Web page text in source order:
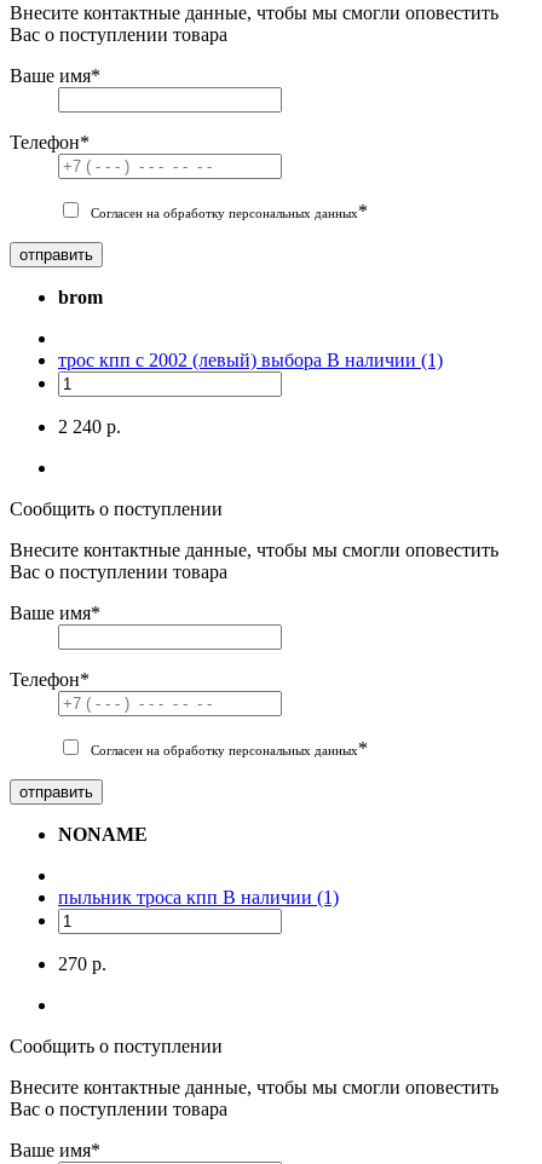
Внесите контактные данные, чтобы мы смогли оповестить
Вас о поступлении товара
Ваше имя*
Телефон*
Согласен на обработку персональных данных*
отправить
brom
трос кпп с 2002 (левый) выбора В наличии (1)
2 240 р.
Сообщить о поступлении
Внесите контактные данные, чтобы мы смогли оповестить
Вас о поступлении товара
Ваше имя*
Телефон*
Согласен на обработку персональных данных*
отправить
NONAME
пыльник троса кпп В наличии (1)
270 р.
Сообщить о поступлении
Внесите контактные данные, чтобы мы смогли оповестить
Вас о поступлении товара
Ваше имя*